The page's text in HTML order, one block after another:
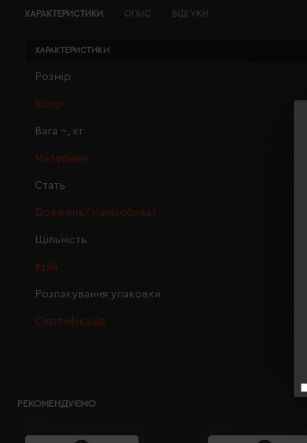
ХАРАКТЕРИСТИКИ ОПИС ВІДГУКИ
ХАРАКТЕРИСТИКИ
Розмір
Колір
Вага ~, кг
Матеріали
Стать
Довжина/Напівобхват
Щільність
Крій
Розпакування упаковки
Сертифікація
РЕКОМЕНДУЄМО